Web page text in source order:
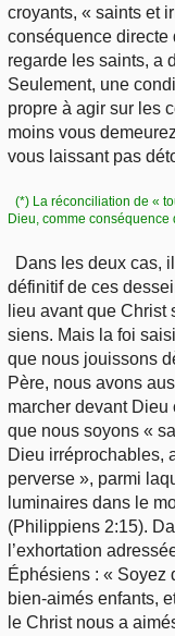
croyants, « saints et
conséquence directe
regarde les saints, a
Seulement, une
propre à agir sur les
moins vous
vous laissant pas
(*) La réconciliation de «
Dieu, comme conséquence
Dans les deux cas,
définitif de ces
lieu avant que
siens. Mais la foi
que nous jouissons
Père, nous avons
marcher devant Dieu
que nous soyons «
Dieu irréprochables,
perverse », parmi
luminaires dans le
(Philippiens 2:15).
l’exhortation
Éphésiens : « Soyez
bien-aimés enfants,
le Christ nous a